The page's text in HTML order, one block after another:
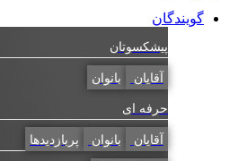
گویندگان
پیشکسوتان
آقایان بانوان
حرفه ای
آقایان بانوان پربازدیدها